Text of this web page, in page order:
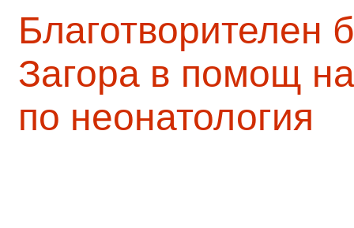
Благотворителен
Загора в помощ
по неонатология